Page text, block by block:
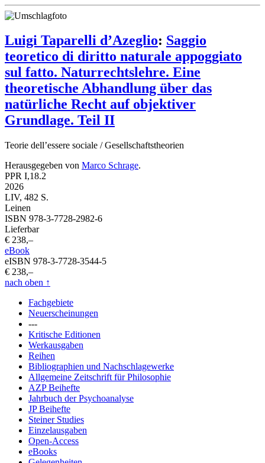
Luigi Taparelli d’Azeglio: Saggio
teoretico di diritto naturale appoggiato
sul fatto. Naturrechtslehre. Eine
theoretische Abhandlung über das
natürliche Recht auf objektiver
Grundlage. Teil II
Teorie dell’essere sociale / Gesellschaftstheorien
Herausgegeben von Marco Schrage.
PPR I,18.2
2026
LIV, 482 S.
Leinen
ISBN 978-3-7728-2982-6
Lieferbar
€ 238,–
eBook
eISBN 978-3-7728-3544-5
€ 238,–
nach oben ↑
Fachgebiete
Neuerscheinungen
---
Kritische Editionen
Werkausgaben
Reihen
Bibliographien und Nachschlagewerke
Allgemeine Zeitschrift für Philosophie
AZP Beihefte
Jahrbuch der Psychoanalyse
JP Beihefte
Steiner Studies
Einzelausgaben
Open-Access
eBooks